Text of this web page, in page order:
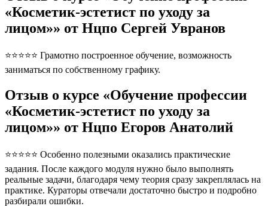
«Косметик-эстетист по уходу за
лицом»» от Нцпо Сергей Увранов
⭐⭐⭐⭐⭐ Грамотно построенное обучение, возможность
заниматься по собственному графику.
Отзыв о курсе «Обучение профессии
«Косметик-эстетист по уходу за
лицом»» от Нцпо Егоров Анатолий
⭐⭐⭐⭐⭐ Особенно полезными оказались практические
задания. После каждого модуля нужно было выполнять
реальные задачи, благодаря чему теория сразу закреплялась на
практике. Кураторы отвечали достаточно быстро и подробно
разбирали ошибки.